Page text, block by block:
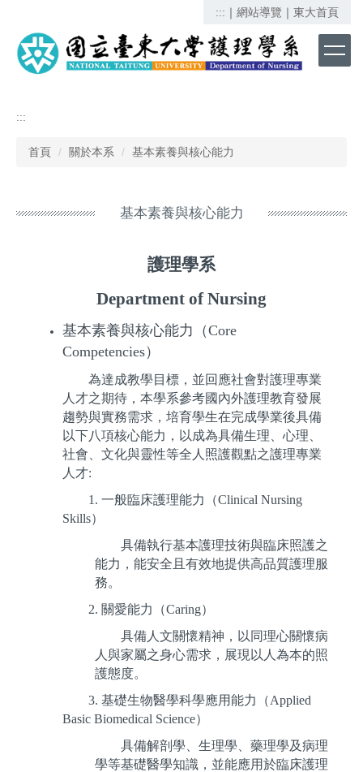
主
要
區
::: ｜ 網站導覽 ｜ 東大首頁
:::
首頁 關於本系 基本素養與核心能力
基本素養與核心能力
護理學系
Department of Nursing
基本素養與核心能力（Core
Competencies）
為達成教學目標，並回應社會對護理專業
人才之期待，本學系參考國內外護理教育發展
趨勢與實務需求，培育學生在完成學業後具備
以下八項核心能力，以成為具備生理、心理、
社會、文化與靈性等全人照護觀點之護理專業
人才:
1. 一般臨床護理能力（Clinical Nursing
Skills）
具備執行基本護理技術與臨床照護之
能力，能安全且有效地提供高品質護理服
務。
2. 關愛能力（Caring）
具備人文關懷精神，以同理心關懷病
人與家屬之身心需求，展現以人為本的照
護態度。
3. 基礎生物醫學科學應用能力（Applied
Basic Biomedical Science）
具備解剖學、生理學、藥理學及病理
學等基礎醫學知識，並能應用於臨床護理